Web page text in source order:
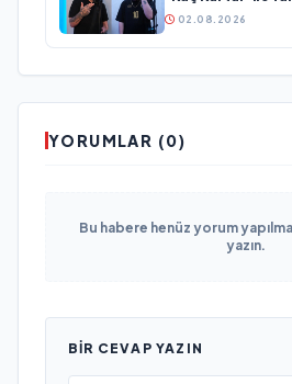
02.08.2026
YORUMLAR (0)
Bu habere henüz yorum
yazın.
BIR CEVAP YAZIN